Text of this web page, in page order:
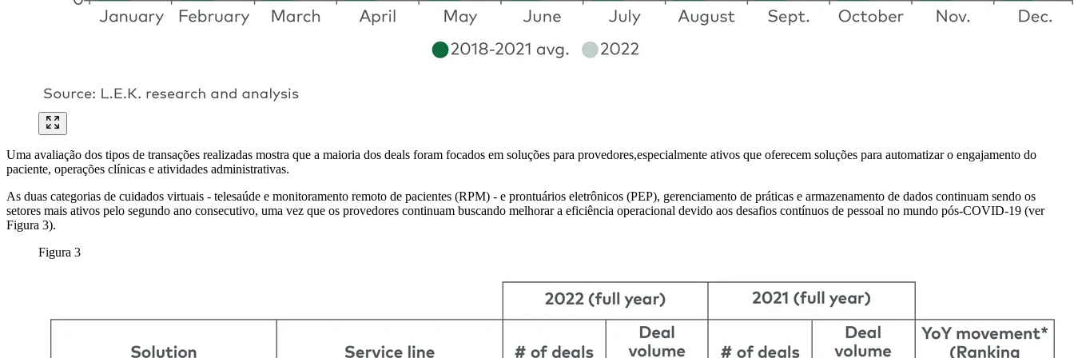
Uma avaliação dos tipos de transações realizadas mostra que a maioria dos deals foram focados em soluções para provedores,especialmente ativos que oferecem soluções para automatizar o engajamento do
paciente, operações clínicas e atividades administrativas.
As duas categorias de cuidados virtuais - telesaúde e monitoramento remoto de pacientes (RPM) - e prontuários eletrônicos (PEP), gerenciamento de práticas e armazenamento de dados continuam sendo os
setores mais ativos pelo segundo ano consecutivo, uma vez que os provedores continuam buscando melhorar a eficiência operacional devido aos desafios contínuos de pessoal no mundo pós-COVID-19 (ver
Figura 3).
Figura 3